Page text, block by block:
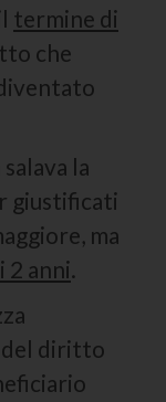
termine di
che
la
giustificati
ma
2 anni.
del diritto